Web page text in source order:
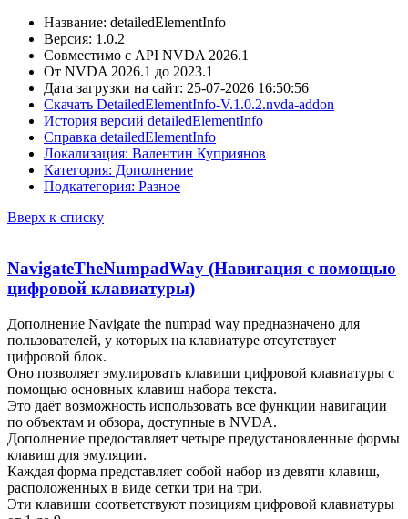
Название: detailedElementInfo
Версия: 1.0.2
Совместимо с API NVDA 2026.1
От NVDA 2026.1 до 2023.1
Дата загрузки на сайт: 25-07-2026 16:50:56
Скачать DetailedElementInfo-V.1.0.2.nvda-addon
История версий detailedElementInfo
Справка detailedElementInfo
Локализация: Валентин Куприянов
Категория: Дополнение
Подкатегория: Разное
Вверх к списку
NavigateTheNumpadWay (Навигация с помощью
цифровой клавиатуры)
Дополнение Navigate the numpad way предназначено для
пользователей, у которых на клавиатуре отсутствует
цифровой блок.
Оно позволяет эмулировать клавиши цифровой клавиатуры с
помощью основных клавиш набора текста.
Это даёт возможность использовать все функции навигации
по объектам и обзора, доступные в NVDA.
Дополнение предоставляет четыре предустановленные формы
клавиш для эмуляции.
Каждая форма представляет собой набор из девяти клавиш,
расположенных в виде сетки три на три.
Эти клавиши соответствуют позициям цифровой клавиатуры